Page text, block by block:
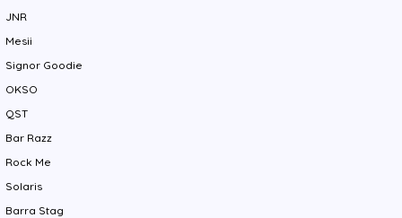
JNR
Mesii
Signor Goodie
OKSO
QST
Bar Razz
Rock Me
Solaris
Barra Stag